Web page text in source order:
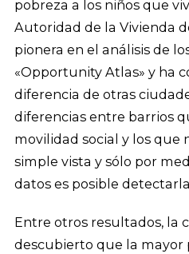
pobreza a los niños que
Autoridad de la Vivienda
pionera en el análisis de
«Opportunity Atlas» y ha
diferencia de otras
diferencias entre barrios
movilidad social y los que
simple vista y sólo por
datos es posible
Entre otros resultados, la
descubierto que la mayor